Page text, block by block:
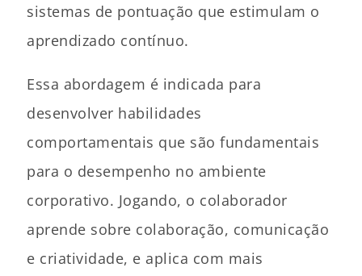
sistemas de pontuação que estimulam o
aprendizado contínuo.
Essa abordagem é indicada para
desenvolver habilidades
comportamentais que são fundamentais
para o desempenho no ambiente
corporativo. Jogando, o colaborador
aprende sobre colaboração, comunicação
e criatividade, e aplica com mais